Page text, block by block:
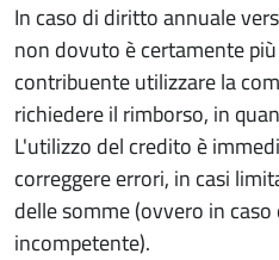
In caso di diritto annuale
non dovuto è certamente
contribuente utilizzare la
richiedere il rimborso, in
L'utilizzo del credito è
correggere errori, in casi
delle somme (ovvero in caso
incompetente).